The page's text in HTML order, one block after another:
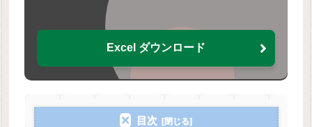
Excel ダウンロード
目次